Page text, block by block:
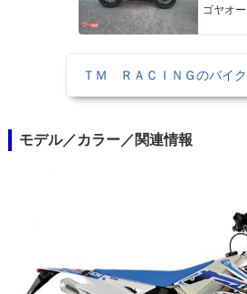
ゴヤオ
ＴＭ ＲＡＣＩＮＧのバイ
モデル／カラー／関連情報